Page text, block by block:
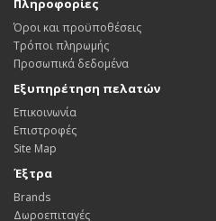
Πληροφορίες
Όροι και προϋποθέσεις
Τρόποι πληρωμής
Προσωπικά δεδομένα
Εξυπηρέτηση πελατών
Επικοινωνία
Επιστροφές
Site Map
Έξτρα
Brands
Δωροεπιταγές